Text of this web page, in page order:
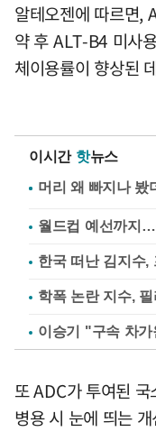
알테오젠에 따르면,
약 후 ALT-B4 미사
체이용률이 향상된
이시간 핫뉴스
월드컵 예선까지
한국 떠난 김지수
학폭 논란 지수,
이승기 "구속 차
또 ADC가 투여된
병용 시 눈에 띄는